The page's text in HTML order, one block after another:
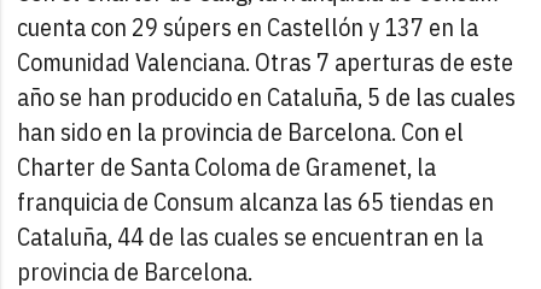
cuenta con 29 súpers en Castellón y 137 en la
Comunidad Valenciana. Otras 7 aperturas de este
año se han producido en Cataluña, 5 de las cuales
han sido en la provincia de Barcelona. Con el
Charter de Santa Coloma de Gramenet, la
franquicia de Consum alcanza las 65 tiendas en
Cataluña, 44 de las cuales se encuentran en la
provincia de Barcelona.